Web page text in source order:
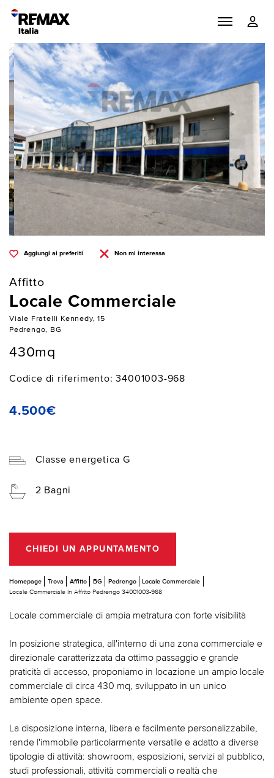
Aggiungi ai preferiti Non mi interessa
Affitto
Locale Commerciale
Viale Fratelli Kennedy, 15
Pedrengo, BG
430mq
Codice di riferimento: 34001003-968
4.500€
Classe energetica G
2 Bagni
CHIEDI UN APPUNTAMENTO
Homepage Trova Affitto BG Pedrengo
Locale Commerciale
Locale Commerciale In Affitto Pedrengo 34001003-968
Locale commerciale di ampia metratura con forte visibilità
In posizione strategica, all'interno di una zona commerciale e
direzionale caratterizzata da ottimo passaggio e grande
praticità di accesso, proponiamo in locazione un ampio locale
commerciale di circa 430 mq, sviluppato in un unico
ambiente open space.
La disposizione interna, libera e facilmente personalizzabile,
rende l'immobile particolarmente versatile e adatto a diverse
tipologie di attività: showroom, esposizioni, servizi al pubblico,
studi professionali, attività commerciali o realtà che